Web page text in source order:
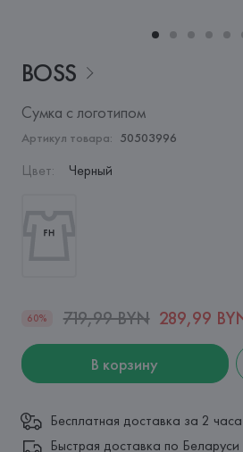
BOSS
Сумка с логотипом
Артикул товара: 50503996
Цвет: Черный
60% 719,99 BYN 289,99
В корзину
Бесплатная доставка за 2
Быстрая доставка по Беларуси